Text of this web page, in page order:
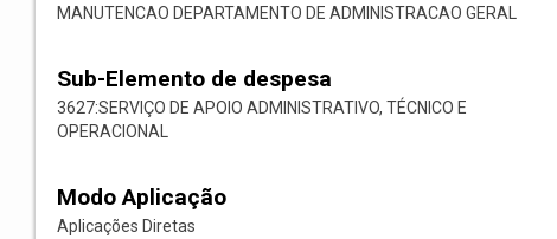
MANUTENCAO DEPARTAMENTO DE ADMINISTRACAO GERAL
Sub-Elemento de despesa
3627:SERVIÇO DE APOIO ADMINISTRATIVO, TÉCNICO E
OPERACIONAL
Modo Aplicação
Aplicações Diretas